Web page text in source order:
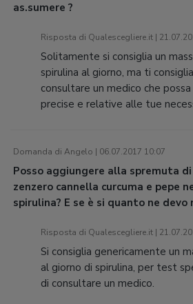
as.sumere ?
Risposta di Qualescegliere.it |
Solitamente si consiglia un
spirulina al giorno, ma ti
consultare un medico che
precise e relative alle tue
Domanda di Angelo | 06.07.2017 10:07
Posso aggiungere alla spremuta
zenzero cannella curcuma e pepe
spirulina? E se è si quanto ne
Risposta di Qualescegliere.it |
Si consiglia genericamente un
al giorno di spirulina, per test
di consultare un medico.